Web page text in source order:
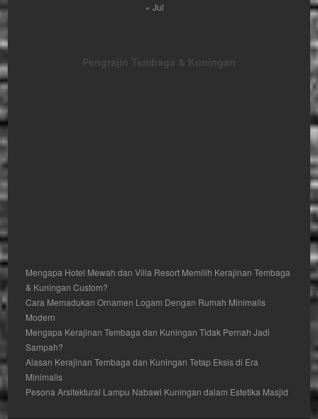
« Jul
Pengrajin Tembaga & Kuningan
Mengapa Hotel Mewah dan Villa Resort Memilih Kerajinan Tembaga
& Kuningan Custom?
Cara Memadukan Ornamen Logam Dengan Rumah Minimalis
Modern
Mengapa Kerajinan Tembaga dan Kuningan Tidak Pernah Jadi
Sampah?
Alasan Kerajinan Tembaga dan Kuningan Tetap Eksis di Era
Minimalis
Pesona Arsitektural Lampu Nabawi Kuningan dalam Estetika Masjid